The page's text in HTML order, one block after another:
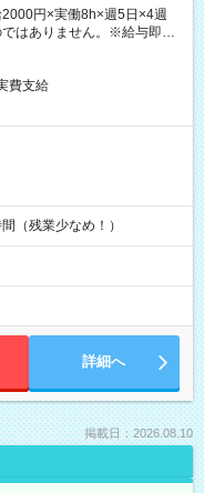
円×実働8h×週5日×4週
はありません。※給与即受
費支給
（残業少なめ！）
詳細へ
掲載日：2026.08.10